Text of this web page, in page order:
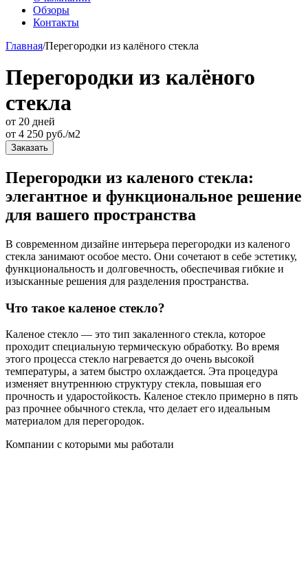
Обзоры
Контакты
Главная/Перегородки из калёного стекла
Перегородки из калёного
стекла
от 20 дней
от 4 250 руб./м2
Заказать
Перегородки из каленого стекла:
элегантное и функциональное решение
для вашего пространства
В современном дизайне интерьера перегородки из каленого
стекла занимают особое место. Они сочетают в себе эстетику,
функциональность и долговечность, обеспечивая гибкие и
изысканные решения для разделения пространства.
Что такое каленое стекло?
Каленое стекло — это тип закаленного стекла, которое
проходит специальную термическую обработку. Во время
этого процесса стекло нагревается до очень высокой
температуры, а затем быстро охлаждается. Эта процедура
изменяет внутреннюю структуру стекла, повышая его
прочность и ударостойкость. Каленое стекло примерно в пять
раз прочнее обычного стекла, что делает его идеальным
материалом для перегородок.
Компании с которыми мы работали